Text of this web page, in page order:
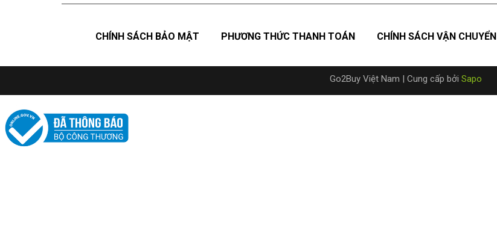
CHÍNH SÁCH BẢO MẬT PHƯƠNG THỨC THANH TOÁN CHÍNH SÁCH VẬN CHUYỂN
Go2Buy Việt Nam | Cung cấp bởi Sapo